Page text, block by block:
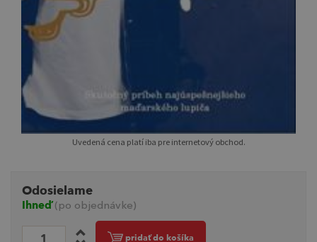
Uvedená cena platí iba pre internetový obchod.
Odosielame
Ihneď(po objednávke)
pridať do košíka